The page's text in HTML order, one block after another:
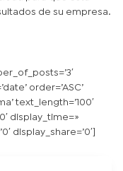
de su empresa.
order=’ASC’
text_length=’100′
display_time=»
display_share=’0′]